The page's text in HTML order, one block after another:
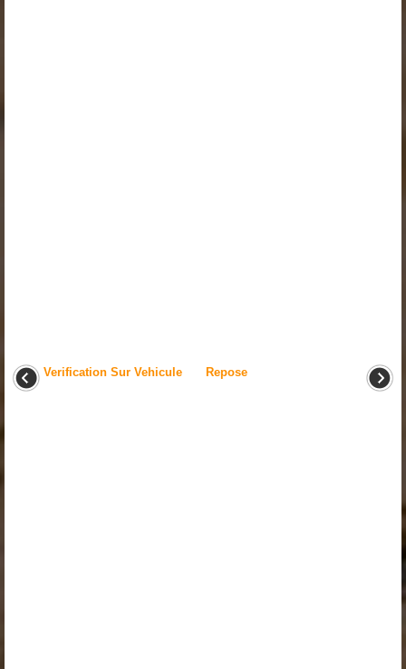
Verification Sur Vehicule Repose